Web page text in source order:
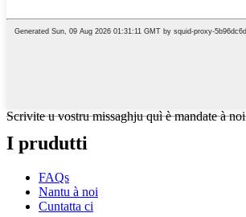
Scrivite u vostru missaghju quì è mandate à noi
I prudutti
FAQs
Nantu à noi
Cuntatta ci